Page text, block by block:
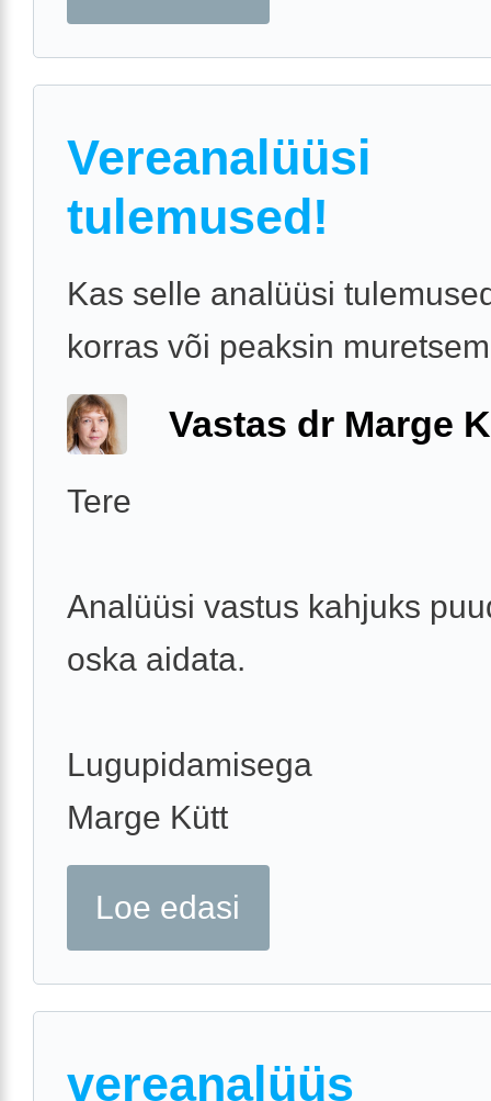
Vereanalüüsi
tulemused!
Kas selle analüüsi
korras või peaksin
Vastas dr Marge
Tere
Analüüsi vastus kahjuks
oska aidata.
Lugupidamisega
Marge Kütt
Loe edasi
vereanalüüs